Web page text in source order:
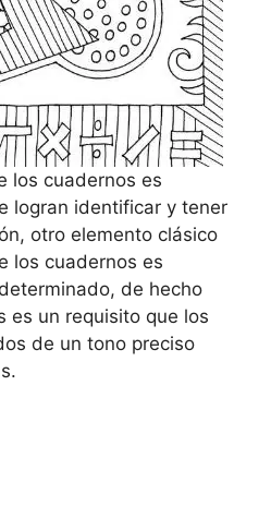
los cuadernos es
logran identificar y tener
otro elemento clásico
los cuadernos es
de hecho
es un requisito que los
de un tono preciso